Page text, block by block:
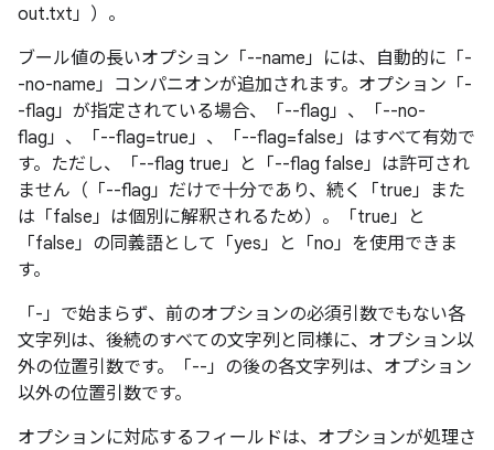
out.txt」）。
ブール値の長いオプション「--name」には、自動的に「-
-no-name」コンパニオンが追加されます。オプション「-
-flag」が指定されている場合、「--flag」、「--no-
flag」、「--flag=true」、「--flag=false」はすべて有効で
す。ただし、「--flag true」と「--flag false」は許可され
ません（「--flag」だけで十分であり、続く「true」また
は「false」は個別に解釈されるため）。「true」と
「false」の同義語として「yes」と「no」を使用できま
す。
「-」で始まらず、前のオプションの必須引数でもない各
文字列は、後続のすべての文字列と同様に、オプション以
外の位置引数です。「--」の後の各文字列は、オプション
以外の位置引数です。
オプションに対応するフィールドは、オプションが処理さ